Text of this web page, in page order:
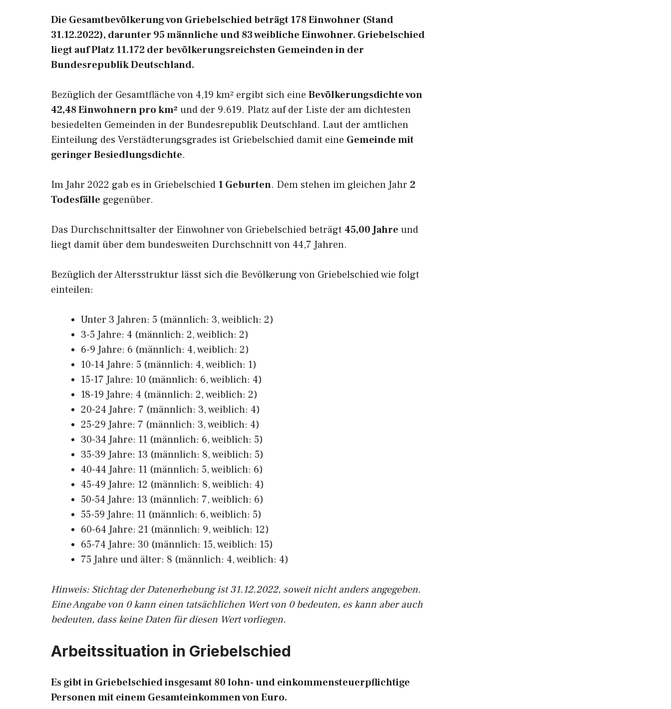
Die Gesamtbevölkerung von Griebelschied beträgt 178 Einwohner (Stand
31.12.2022), darunter 95 männliche und 83 weibliche Einwohner. Griebelschied
liegt auf Platz 11.172 der bevölkerungsreichsten Gemeinden in der
Bundesrepublik Deutschland.
Bezüglich der Gesamtfläche von 4,19 km² ergibt sich eine Bevölkerungsdichte von
42,48 Einwohnern pro km² und der 9.619. Platz auf der Liste der am dichtesten
besiedelten Gemeinden in der Bundesrepublik Deutschland. Laut der amtlichen
Einteilung des Verstädterungsgrades ist Griebelschied damit eine Gemeinde mit
geringer Besiedlungsdichte.
Im Jahr 2022 gab es in Griebelschied 1 Geburten. Dem stehen im gleichen Jahr 2
Todesfälle gegenüber.
Das Durchschnittsalter der Einwohner von Griebelschied beträgt 45,00 Jahre und
liegt damit über dem bundesweiten Durchschnitt von 44,7 Jahren.
Bezüglich der Altersstruktur lässt sich die Bevölkerung von Griebelschied wie folgt
einteilen:
Unter 3 Jahren: 5 (männlich: 3, weiblich: 2)
3-5 Jahre: 4 (männlich: 2, weiblich: 2)
6-9 Jahre: 6 (männlich: 4, weiblich: 2)
10-14 Jahre: 5 (männlich: 4, weiblich: 1)
15-17 Jahre: 10 (männlich: 6, weiblich: 4)
18-19 Jahre: 4 (männlich: 2, weiblich: 2)
20-24 Jahre: 7 (männlich: 3, weiblich: 4)
25-29 Jahre: 7 (männlich: 3, weiblich: 4)
30-34 Jahre: 11 (männlich: 6, weiblich: 5)
35-39 Jahre: 13 (männlich: 8, weiblich: 5)
40-44 Jahre: 11 (männlich: 5, weiblich: 6)
45-49 Jahre: 12 (männlich: 8, weiblich: 4)
50-54 Jahre: 13 (männlich: 7, weiblich: 6)
55-59 Jahre: 11 (männlich: 6, weiblich: 5)
60-64 Jahre: 21 (männlich: 9, weiblich: 12)
65-74 Jahre: 30 (männlich: 15, weiblich: 15)
75 Jahre und älter: 8 (männlich: 4, weiblich: 4)
Hinweis: Stichtag der Datenerhebung ist 31.12.2022, soweit nicht anders angegeben.
Eine Angabe von 0 kann einen tatsächlichen Wert von 0 bedeuten, es kann aber auch
bedeuten, dass keine Daten für diesen Wert vorliegen.
Arbeitssituation in Griebelschied
Es gibt in Griebelschied insgesamt 80 lohn- und einkommensteuerpflichtige
Personen mit einem Gesamteinkommen von Euro.